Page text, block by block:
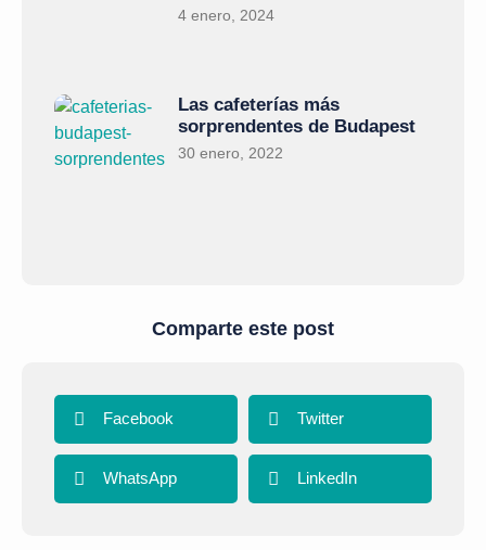
4 enero, 2024
Las cafeterías más
sorprendentes de Budapest
30 enero, 2022
Comparte este post
Facebook Twitter
WhatsApp LinkedIn